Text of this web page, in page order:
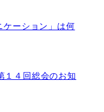
ーション」は何
４回総会のお知